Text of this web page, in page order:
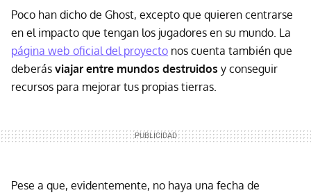
Poco han dicho de Ghost, excepto que quieren centrarse
en el impacto que tengan los jugadores en su mundo. La
página web oficial del proyecto nos cuenta también que
deberás viajar entre mundos destruidos y conseguir
recursos para mejorar tus propias tierras.
Pese a que, evidentemente, no haya una fecha de